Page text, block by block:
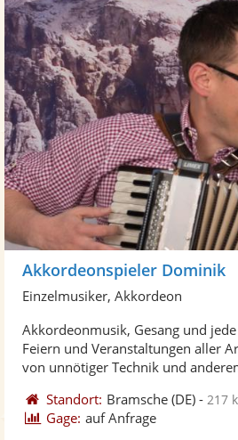
Akkordeonspieler Dominik
Einzelmusiker, Akkordeon
Akkordeonmusik, Gesang und
Feiern und Veranstaltungen aller
von unnötiger Technik und
Standort: Bramsche (DE) - 217
Gage: auf Anfrage